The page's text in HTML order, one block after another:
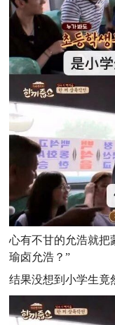
心有不甘的允浩就把
瑜卤允浩？”
结果没想到小学生竟